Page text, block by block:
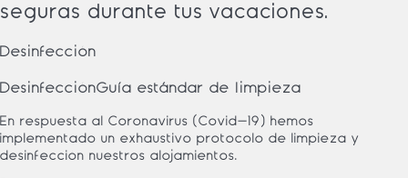
seguras durante tus vacaciones.
Desinfección
DesinfecciónGuía estándar de limpieza
En respuesta al Coronavirus (Covid-19) hemos
implementado un exhaustivo protocolo de limpieza y
desinfección nuestros alojamientos.